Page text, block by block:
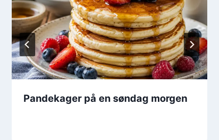
Pandekager på en søndag morgen